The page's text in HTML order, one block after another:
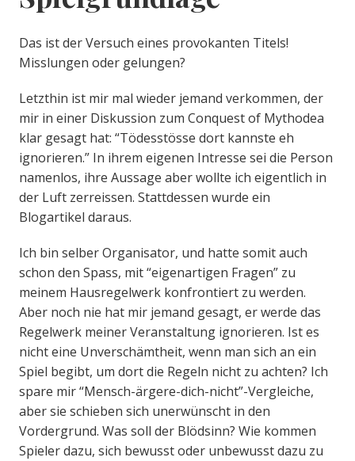
Das ist der Versuch eines provokanten Titels!
Misslungen oder gelungen?
Letzthin ist mir mal wieder jemand verkommen, der
mir in einer Diskussion zum Conquest of Mythodea
klar gesagt hat: “Tödesstösse dort kannste eh
ignorieren.” In ihrem eigenen Intresse sei die Person
namenlos, ihre Aussage aber wollte ich eigentlich in
der Luft zerreissen. Stattdessen wurde ein
Blogartikel daraus.
Ich bin selber Organisator, und hatte somit auch
schon den Spass, mit “eigenartigen Fragen” zu
meinem Hausregelwerk konfrontiert zu werden.
Aber noch nie hat mir jemand gesagt, er werde das
Regelwerk meiner Veranstaltung ignorieren. Ist es
nicht eine Unverschämtheit, wenn man sich an ein
Spiel begibt, um dort die Regeln nicht zu achten? Ich
spare mir “Mensch-ärgere-dich-nicht”-Vergleiche,
aber sie schieben sich unerwünscht in den
Vordergrund. Was soll der Blödsinn? Wie kommen
Spieler dazu, sich bewusst oder unbewusst dazu zu